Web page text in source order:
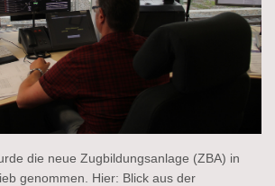
die neue Zugbildungsanlage (ZBA) in
genommen. Hier: Blick aus der